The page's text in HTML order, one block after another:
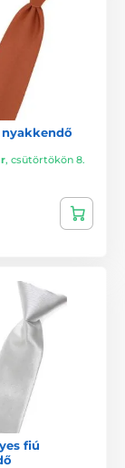
, csütörtökön 8.
fiú